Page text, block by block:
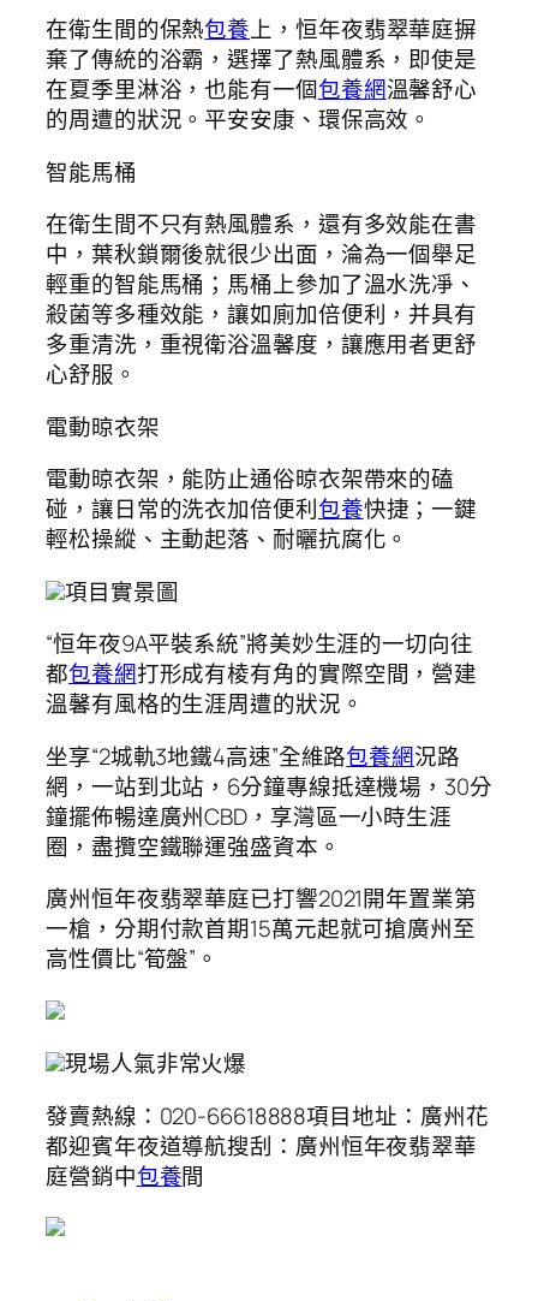
在衛生間的保熱包養上，恒年夜翡翠華庭摒
棄了傳統的浴霸，選擇了熱風體系，即使是
在夏季里淋浴，也能有一個包養網溫馨舒心
的周遭的狀況。平安安康、環保高效。
智能馬桶
在衛生間不只有熱風體系，還有多效能在書
中，葉秋鎖爾後就很少出面，淪為一個舉足
輕重的智能馬桶；馬桶上參加了溫水洗凈、
殺菌等多種效能，讓如廁加倍便利，并具有
多重清洗，重視衛浴溫馨度，讓應用者更舒
心舒服。
電動晾衣架
電動晾衣架，能防止通俗晾衣架帶來的磕
碰，讓日常的洗衣加倍便利包養快捷；一鍵
輕松操縱、主動起落、耐曬抗腐化。
項目實景圖
“恒年夜9A平裝系統”將美妙生涯的一切向往
都包養網打形成有棱有角的實際空間，營建
溫馨有風格的生涯周遭的狀況。
坐享“2城軌3地鐵4高速”全維路包養網況路
網，一站到北站，6分鐘專線抵達機場，30分
鐘擺佈暢達廣州CBD，享灣區一小時生涯
圈，盡攬空鐵聯運強盛資本。
廣州恒年夜翡翠華庭已打響2021開年置業第
一槍，分期付款首期15萬元起就可搶廣州至
高性價比“筍盤”。
現場人氣非常火爆
發賣熱線：020-66618888項目地址：廣州花
都迎賓年夜道導航搜刮：廣州恒年夜翡翠華
庭營銷中包養間